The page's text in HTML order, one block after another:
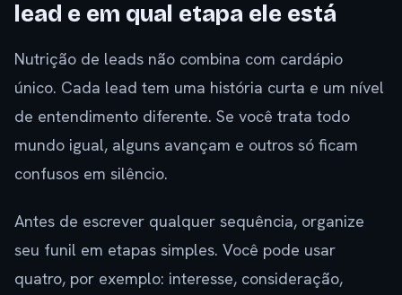
lead e em qual etapa ele está
Nutrição de leads não combina com cardápio
único. Cada lead tem uma história curta e um nível
de entendimento diferente. Se você trata todo
mundo igual, alguns avançam e outros só ficam
confusos em silêncio.
Antes de escrever qualquer sequência, organize
seu funil em etapas simples. Você pode usar
quatro, por exemplo: interesse, consideração,